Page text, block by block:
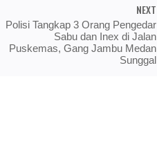
NEXT
Polisi Tangkap 3 Orang Pengedar
Sabu dan Inex di Jalan
Puskemas, Gang Jambu Medan
Sunggal